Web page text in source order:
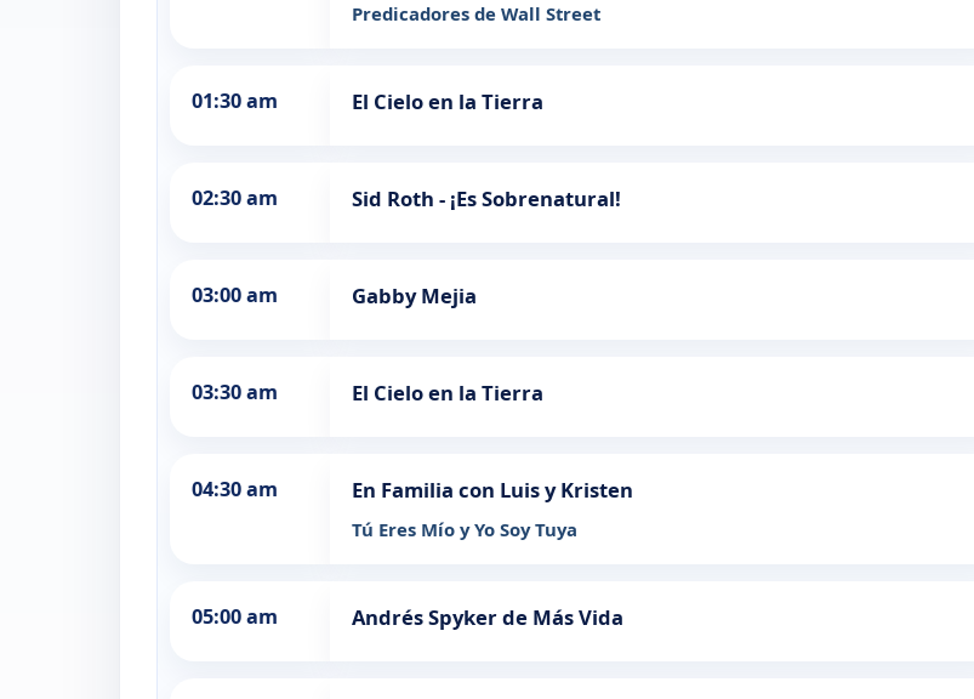
Predicadores de Wall Street
01:30 am El Cielo en la Tierra
02:30 am Sid Roth - ¡Es Sobrenatural!
03:00 am Gabby Mejia
03:30 am El Cielo en la Tierra
04:30 am En Familia con Luis y Kristen
Tú Eres Mío y Yo Soy Tuya
05:00 am Andrés Spyker de Más Vida